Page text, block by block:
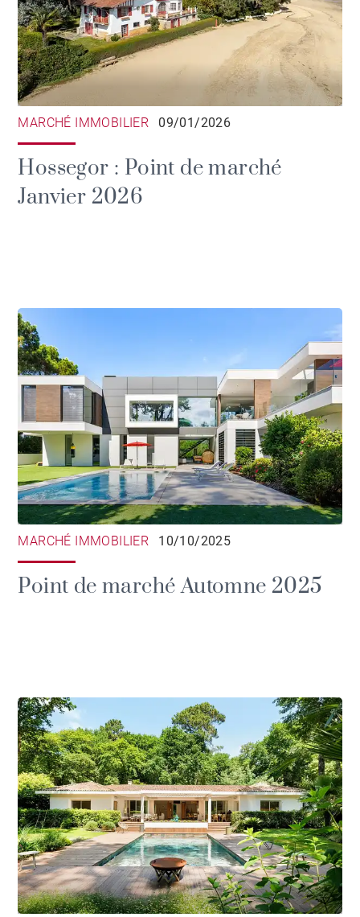
MARCHÉ IMMOBILIER 09/01/2026
Hossegor : Point de marché
Janvier 2026
MARCHÉ IMMOBILIER 10/10/2025
Point de marché Automne 2025